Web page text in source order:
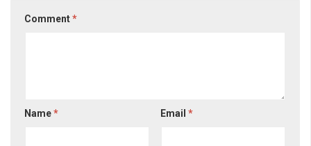
Comment*
Name* Email*